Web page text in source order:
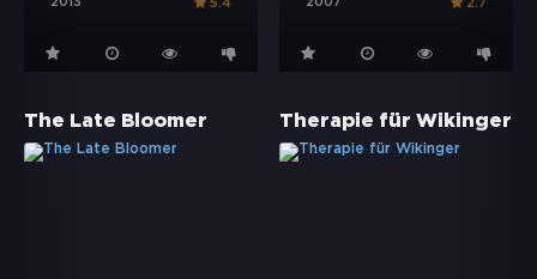
2013 5.4 2007 2.7
The Late Bloomer Therapie für Wikinger